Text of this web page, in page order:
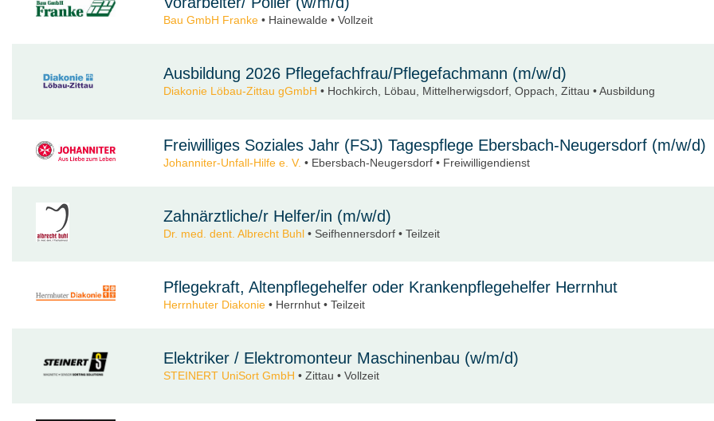
Bau GmbH Franke • Hainewalde • Vollzeit
Ausbildung 2026 Pflegefachfrau/Pflegefachmann (m/w/d)
Diakonie Löbau-Zittau gGmbH • Hochkirch, Löbau, Mittelherwigsdorf, Oppach, Zittau • Ausbildung
Freiwilliges Soziales Jahr (FSJ) Tagespflege Ebersbach-Neugersdorf (m/w/d)
Johanniter-Unfall-Hilfe e. V. • Ebersbach-Neugersdorf • Freiwilligendienst
Zahnärztliche/r Helfer/in (m/w/d)
Dr. med. dent. Albrecht Buhl • Seifhennersdorf • Teilzeit
Pflegekraft, Altenpflegehelfer oder Krankenpflegehelfer Herrnhut
Herrnhuter Diakonie • Herrnhut • Teilzeit
Elektriker / Elektromonteur Maschinenbau (w/m/d)
STEINERT UniSort GmbH • Zittau • Vollzeit